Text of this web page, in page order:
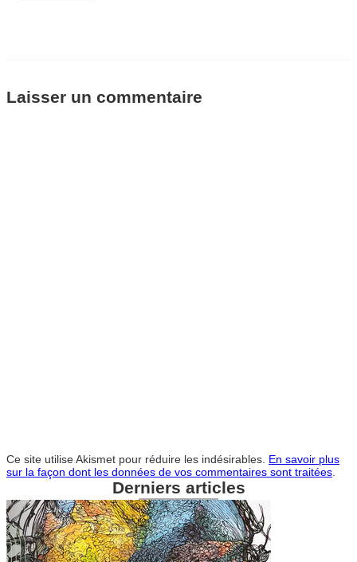
Laisser un commentaire
Ce site utilise Akismet pour réduire les indésirables. En savoir plus
sur la façon dont les données de vos commentaires sont traitées
Derniers articles